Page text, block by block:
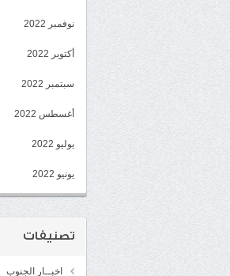
نوفمبر 2022
أكتوبر 2022
سبتمبر 2022
أغسطس 2022
يوليو 2022
يونيو 2022
تصنيفات
اخبــار الجنوب